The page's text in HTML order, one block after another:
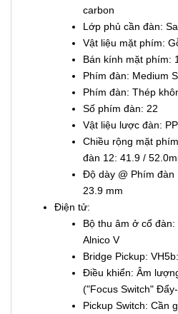
carbon
Lớp phủ cần đàn:
Vật liệu mặt phím:
Bán kính mặt phím:
Phím đàn: Medium
Phím đàn: Thép
Số phím đàn: 22
Vật liệu lược đàn:
Chiều rộng mặt
đàn 12: 41.9 /
Độ dày @ Phím đàn
23.9 mm
Điện tử:
Bộ thu âm ở cổ
Alnico V
Bridge Pickup:
Điều khiển: Âm
("Focus Switch"
Pickup Switch: Cần